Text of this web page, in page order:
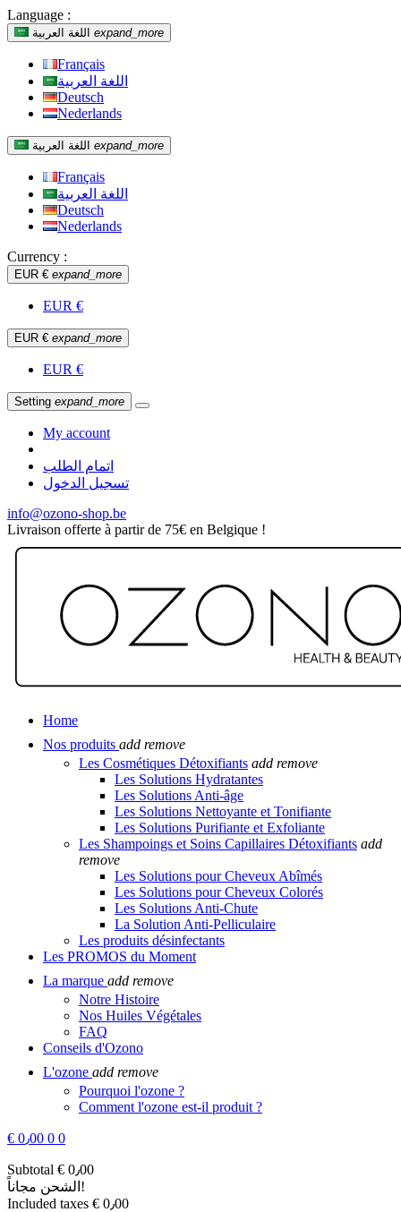
Language :
اللغة العربية expand_more
Français
اللغة العربية
Deutsch
Nederlands
اللغة العربية expand_more
Français
اللغة العربية
Deutsch
Nederlands
Currency :
EUR € expand_more
EUR €
EUR € expand_more
EUR €
Setting expand_more
My account
اتمام الطلب
تسجيل الدخول
info@ozono-shop.be
Livraison offerte à partir de 75€ en Belgique !
Home
Nos produits add remove
Les Cosmétiques Détoxifiants add remove
Les Solutions Hydratantes
Les Solutions Anti-âge
Les Solutions Nettoyante et Tonifiante
Les Solutions Purifiante et Exfoliante
Les Shampoings et Soins Capillaires Détoxifiants add
remove
Les Solutions pour Cheveux Abîmés
Les Solutions pour Cheveux Colorés
Les Solutions Anti-Chute
La Solution Anti-Pelliculaire
Les produits désinfectants
Les PROMOS du Moment
La marque add remove
Notre Histoire
Nos Huiles Végétales
FAQ
Conseils d'Ozono
L'ozone add remove
Pourquoi l'ozone ?
Comment l'ozone est-il produit ?
€ 0٫00 0 0
Subtotal
€ 0٫00
الشحن مجاناً!
Included taxes
€ 0٫00